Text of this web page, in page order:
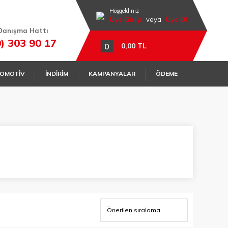
Hattı
303 90 17
Hoşgeldiniz
Üye Girişi veya Üye Ol
0 0,00 TL
İNDİRİM KAMPANYALAR ÖDEME